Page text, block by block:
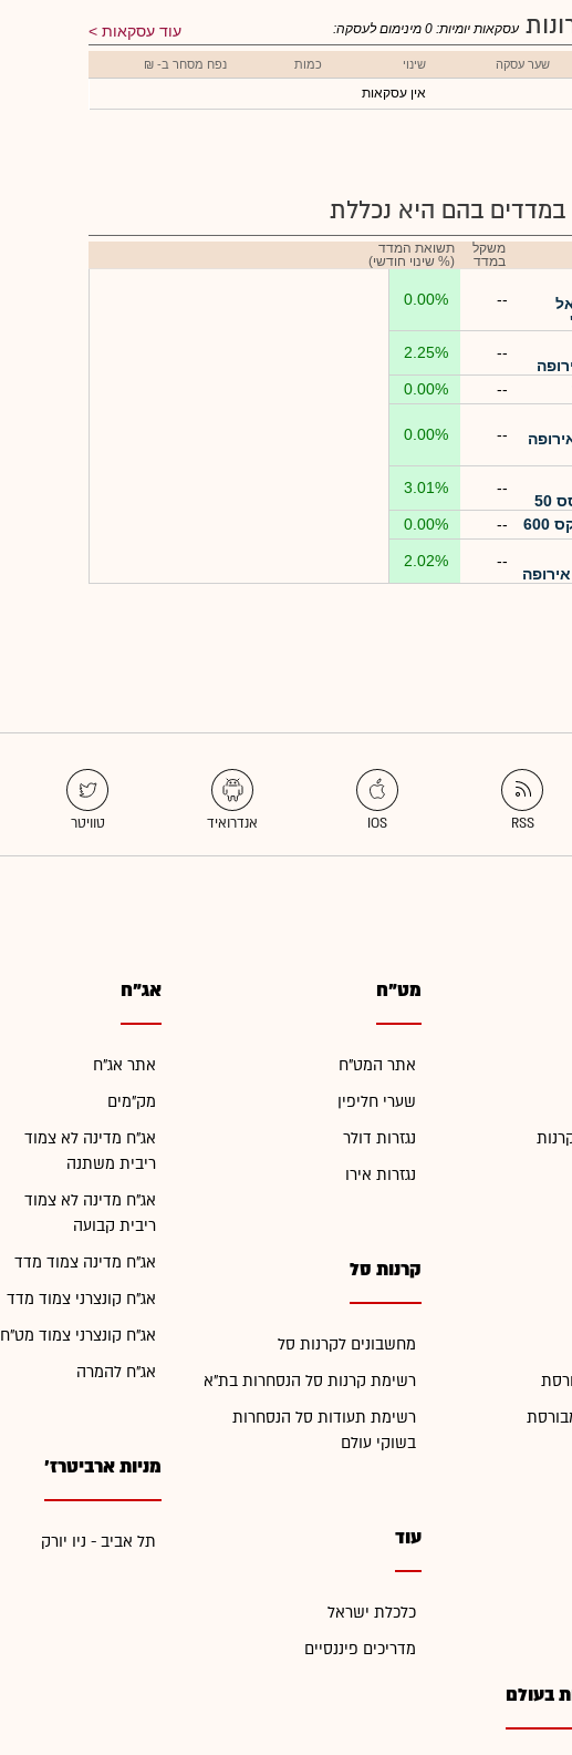
עוד עסקאות עסקאות יומיות: 0 מינימום לעסקה:
שער עסקה שינוי כמות נפח מסחר ב- ₪
אין עסקאות
בהם היא נכללת
משקל
במדד
תשואת המדד
(% שינוי חודשי)
--
0.00%
--
2.25%
--
0.00%
--
0.00%
--
3.01%
--
0.00%
--
2.02%
בעולם
מט"ח
אתר המט"ח
שערי חליפין
נגזרות דולר
נגזרות אירו
קרנות סל
מחשבונים לקרנות סל
רשימת קרנות סל הנסחרות בת"א
רשימת תעודות סל הנסחרות
בשוקי עולם
עוד
כלכלת ישראל
מדריכים פיננסיים
אג"ח
אתר אג"ח
מק"מים
אג"ח מדינה לא צמוד
ריבית משתנה
אג"ח מדינה לא צמוד
ריבית קבועה
אג"ח מדינה צמוד מדד
אג"ח קונצרני צמוד מדד
אג"ח קונצרני צמוד מט"ח
אג"ח להמרה
מניות ארביטרז'
תל אביב - ניו יורק